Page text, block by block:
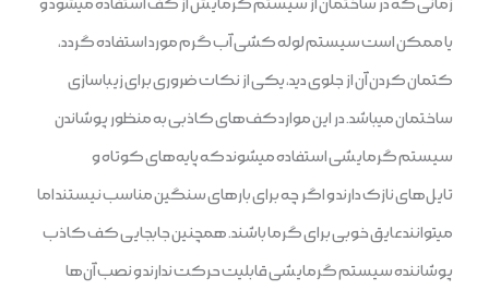
یا ممکن است سیستم لوله کشی آب گرم مورد استفاده گردد،
کتمان کردن آن از جلوی دید، یکی از نکات ضروری برای زیباسازی
ساختمان می‎باشد. در این موارد کف‎‌ها‎ی کاذبی به منظور پوشاندن
سیستم گرمایشی استفاده می‎شوند که پایه‎‌ها‎ی کوتاه و
تایل‌های نازک دارند و اگر چه برای بار‌های سنگین مناسب نیستند اما
می‎توانند عایق خوبی برای گرما باشند. همچنین جابجایی کف کاذب
پوشاننده سیستم گرمایشی قابلیت حرکت ندارند و نصب آن‌ها